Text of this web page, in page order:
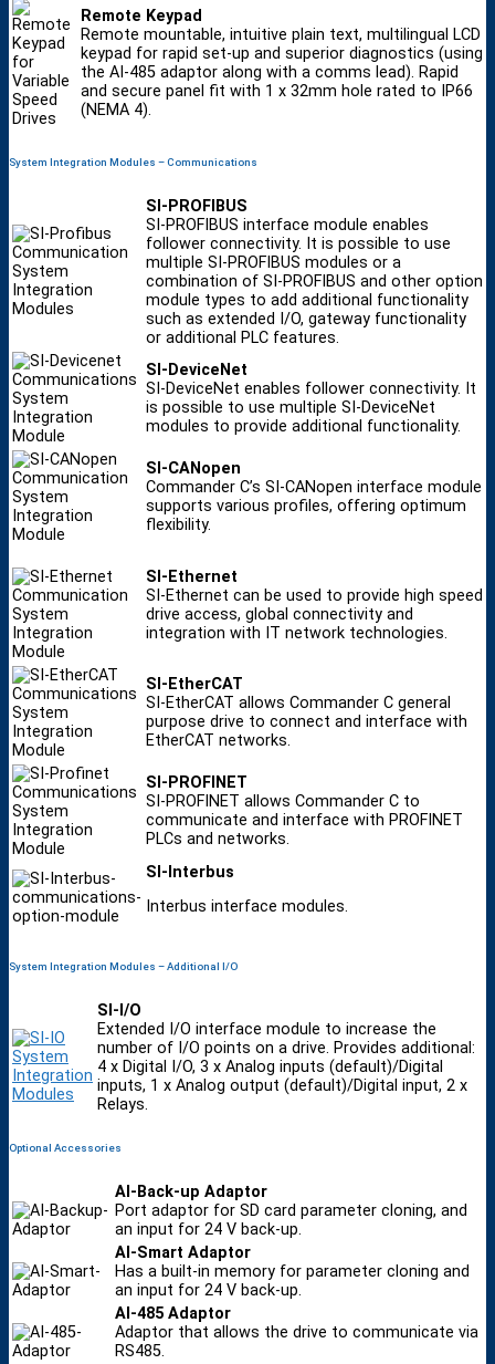
Remote Keypad
Remote mountable, intuitive plain text, multilingual LCD
keypad for rapid set-up and superior diagnostics (using
the AI-485 adaptor along with a comms lead). Rapid
and secure panel fit with 1 x 32mm hole rated to IP66
(NEMA 4).
System Integration Modules – Communications
SI-PROFIBUS
SI-PROFIBUS interface module enables
follower connectivity. It is possible to use
multiple SI-PROFIBUS modules or a
combination of SI-PROFIBUS and other option
module types to add additional functionality
such as extended I/O, gateway functionality
or additional PLC features.
SI-DeviceNet
SI-DeviceNet enables follower connectivity. It
is possible to use multiple SI-DeviceNet
modules to provide additional functionality.
SI-CANopen
Commander C’s SI-CANopen interface module
supports various profiles, offering optimum
flexibility.
SI-Ethernet
SI-Ethernet can be used to provide high speed
drive access, global connectivity and
integration with IT network technologies.
SI-EtherCAT
SI-EtherCAT allows Commander C general
purpose drive to connect and interface with
EtherCAT networks.
SI-PROFINET
SI-PROFINET allows Commander C to
communicate and interface with PROFINET
PLCs and networks.
SI-Interbus
Interbus interface modules.
System Integration Modules – Additional I/O
SI-I/O
Extended I/O interface module to increase the
number of I/O points on a drive. Provides additional:
4 x Digital I/O, 3 x Analog inputs (default)/Digital
inputs, 1 x Analog output (default)/Digital input, 2 x
Relays.
Optional Accessories
AI-Back-up Adaptor
Port adaptor for SD card parameter cloning, and
an input for 24 V back-up.
AI-Smart Adaptor
Has a built-in memory for parameter cloning and
an input for 24 V back-up.
AI-485 Adaptor
Adaptor that allows the drive to communicate via
RS485.